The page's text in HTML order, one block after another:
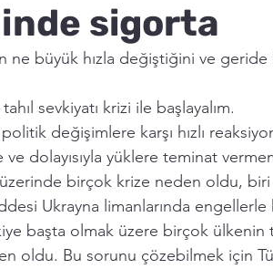
sigorta
büyük hızla değiştiğini ve geride
sevkiyatı krizi ile başlayalım.
değişimlere karşı hızlı
dolayısıyla yüklere teminat
üzerinde birçok krize neden oldu,
Ukrayna limanlarında engellerle
başta olmak üzere birçok ülkenin
oldu. Bu sorunu çözebilmek için